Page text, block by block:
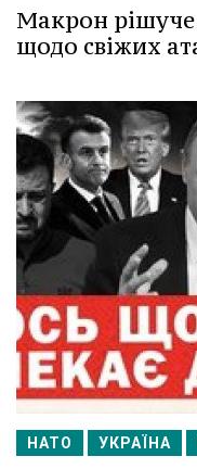
Макрон рішуче
щодо свіжих
НАТО УКРАЇНА